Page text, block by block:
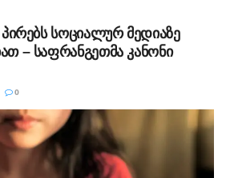
სოციალურ მედიაზე
– საფრანგეთმა კანონი
0